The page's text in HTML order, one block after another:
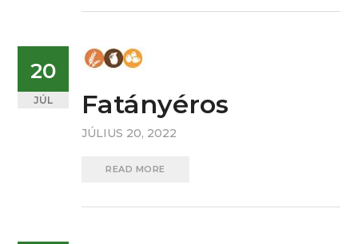
20
JÚL Fatányéros
JÚLIUS 20, 2022
READ MORE